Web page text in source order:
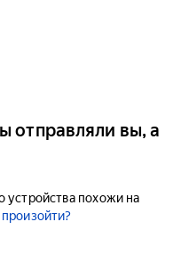
отправляли вы, а
устройства похожи на